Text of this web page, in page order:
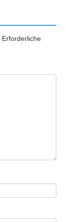
Erforderliche